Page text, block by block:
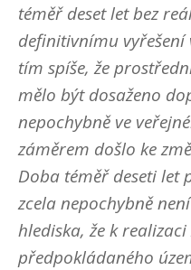
téměř deset let bez
definitivnímu vyřešení
tím spíše, že
mělo být dosaženo
nepochybně ve
záměrem došlo ke
Doba téměř deseti let
zcela nepochybně
hlediska, že k
předpokládaného